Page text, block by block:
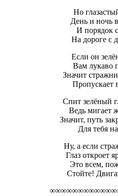
Но
День и ночь
И порядок
На дороге с
Если он
Вам лукаво
Значит
Пропускает
Спит зелёный
Ведь мигает
Значит, путь
Для тебя
Ну, а если
Глаз откроет
Это всем,
Стойте!